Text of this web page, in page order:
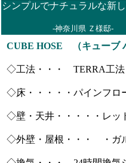
シンプルでナチュラルな新
-神奈川県 Ｚ様邸-
CUBE HOSE （キューブ
◇工法・・・ TERRA工法
◇床・・・・・パインフロ
◇壁・天井・・・・・レッ
◇外壁・屋根・・・ ・ガ